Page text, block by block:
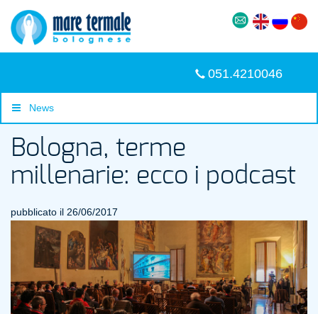
051.4210046
News
Bologna, terme
millenarie: ecco i podcast
pubblicato il 26/06/2017